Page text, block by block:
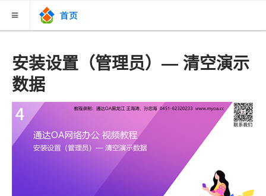
关于我们
新闻联播
案例故事
下载中心
联系购买
安装设置（管理员）— 清空演示
数据